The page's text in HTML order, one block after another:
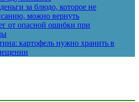
за блюдо, которое не
можно вернуть
от опасной ошибки при
картофель нужно хранить в